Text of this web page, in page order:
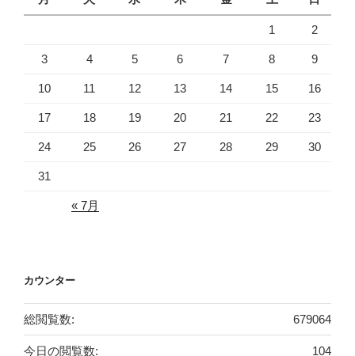
1 2
3 4 5 6 7 8 9
10 11 12 13 14 15 16
17 18 19 20 21 22 23
24 25 26 27 28 29 30
31
« 7月
カウンター
679064
総閲覧数:
104
今日の閲覧数: